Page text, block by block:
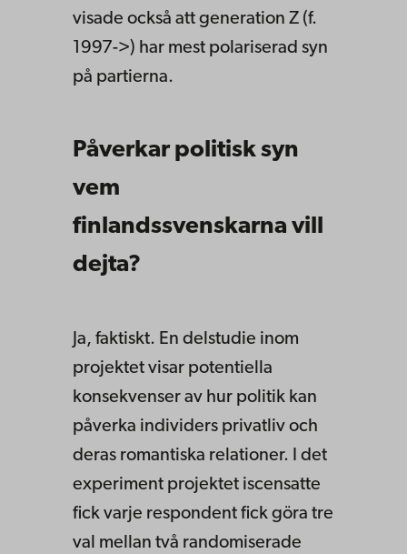
visade också att generation Z (f.
1997->) har mest polariserad syn
på partierna.
Påverkar politisk syn
vem
finlandssvenskarna vill
dejta?
Ja, faktiskt. En delstudie inom
projektet visar potentiella
konsekvenser av hur politik kan
påverka individers privatliv och
deras romantiska relationer. I det
experiment projektet iscensatte
fick varje respondent fick göra tre
val mellan två randomiserade